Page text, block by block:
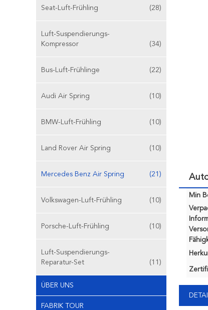
Seat-Luft-Frühling (28)
Luft-Suspendierungs-
Kompressor
(34)
Bus-Luft-Frühlinge (22)
Audi Air Spring (10)
BMW-Luft-Frühling (10)
Land Rover Air Spring (10)
Mercedes Benz Air Spring (21)
Volkswagen-Luft-Frühling (10)
Porsche-Luft-Frühling (10)
Luft-Suspendierungs-
Reparatur-Set
(11)
ÜBER UNS
FABRIK TOUR
Min